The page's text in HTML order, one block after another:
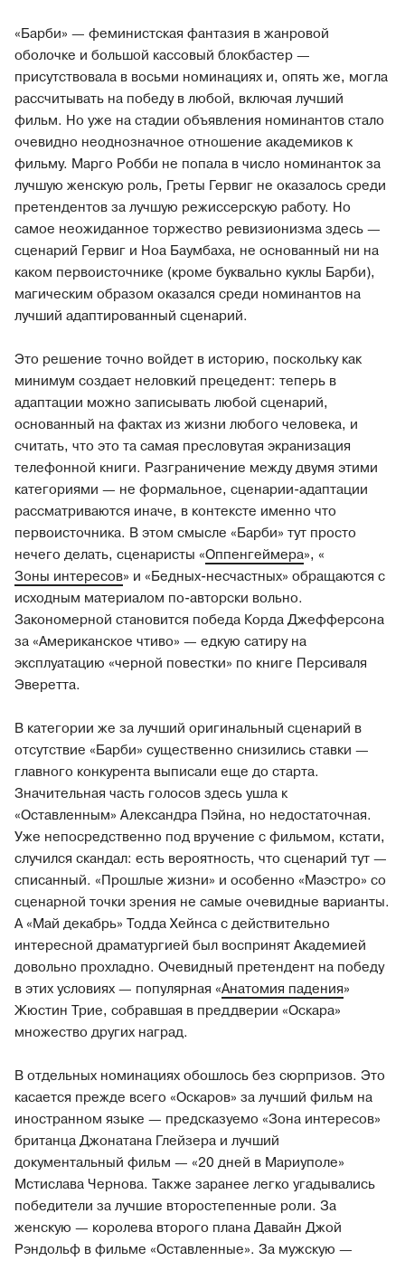
«Барби» — феминистская фантазия в жанровой
оболочке и большой кассовый блокбастер —
присутствовала в восьми номинациях и, опять же, могла
рассчитывать на победу в любой, включая лучший
фильм. Но уже на стадии объявления номинантов стало
очевидно неоднозначное отношение академиков к
фильму. Марго Робби не попала в число номинанток за
лучшую женскую роль, Греты Гервиг не оказалось среди
претендентов за лучшую режиссерскую работу. Но
самое неожиданное торжество ревизионизма здесь —
сценарий Гервиг и Ноа Баумбаха, не основанный ни на
каком первоисточнике (кроме буквально куклы Барби),
магическим образом оказался среди номинантов на
лучший адаптированный сценарий.
Это решение точно войдет в историю, поскольку как
минимум создает неловкий прецедент: теперь в
адаптации можно записывать любой сценарий,
основанный на фактах из жизни любого человека, и
считать, что это та самая пресловутая экранизация
телефонной книги. Разграничение между двумя этими
категориями — не формальное, сценарии-адаптации
рассматриваются иначе, в контексте именно что
первоисточника. В этом смысле «Барби» тут просто
нечего делать, сценаристы «Оппенгеймера», «
Зоны интересов» и «Бедных-несчастных» обращаются с
исходным материалом по-авторски вольно.
Закономерной становится победа Корда Джефферсона
за «Американское чтиво» — едкую сатиру на
эксплуатацию «черной повестки» по книге Персиваля
Эверетта.
В категории же за лучший оригинальный сценарий в
отсутствие «Барби» существенно снизились ставки —
главного конкурента выписали еще до старта.
Значительная часть голосов здесь ушла к
«Оставленным» Александра Пэйна, но недостаточная.
Уже непосредственно под вручение с фильмом, кстати,
случился скандал: есть вероятность, что сценарий тут —
списанный. «Прошлые жизни» и особенно «Маэстро» со
сценарной точки зрения не самые очевидные варианты.
А «Май декабрь» Тодда Хейнса с действительно
интересной драматургией был воспринят Академией
довольно прохладно. Очевидный претендент на победу
в этих условиях — популярная «Анатомия падения»
Жюстин Трие, собравшая в преддверии «Оскара»
множество других наград.
В отдельных номинациях обошлось без сюрпризов. Это
касается прежде всего «Оскаров» за лучший фильм на
иностранном языке — предсказуемо «Зона интересов»
британца Джонатана Глейзера и лучший
документальный фильм — «20 дней в Мариуполе»
Мстислава Чернова. Также заранее легко угадывались
победители за лучшие второстепенные роли. За
женскую — королева второго плана Давайн Джой
Рэндольф в фильме «Оставленные». За мужскую —